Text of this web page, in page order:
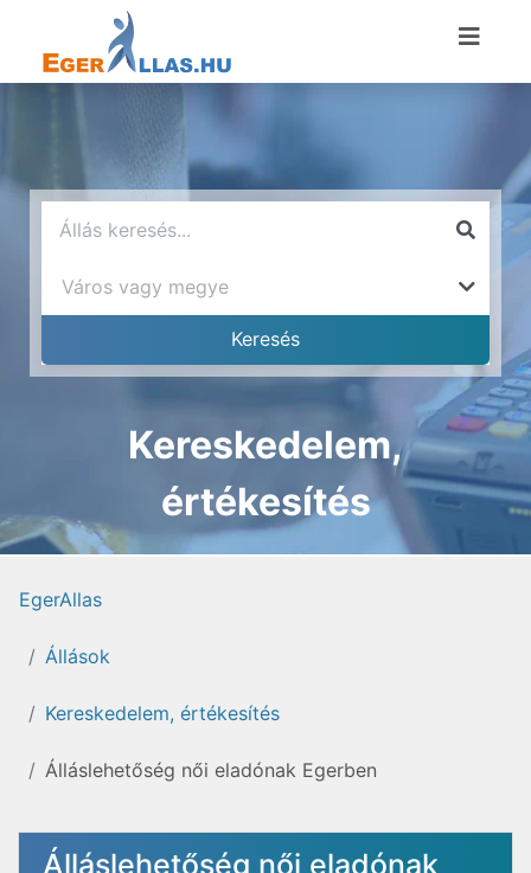
Kereskedelem,
értékesítés
EgerAllas
Állások
Kereskedelem, értékesítés
Álláslehetőség női eladónak Egerben
Álláslehetőség női eladónak